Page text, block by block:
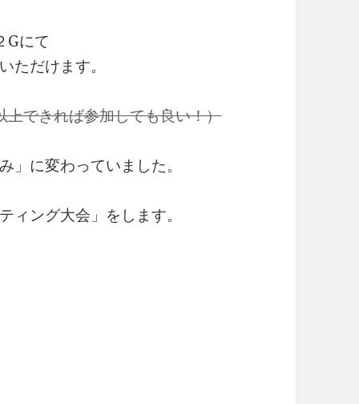
Gにて
だけます。
できれば参加しても良い！）
」に変わっていました。
ィング大会」をします。